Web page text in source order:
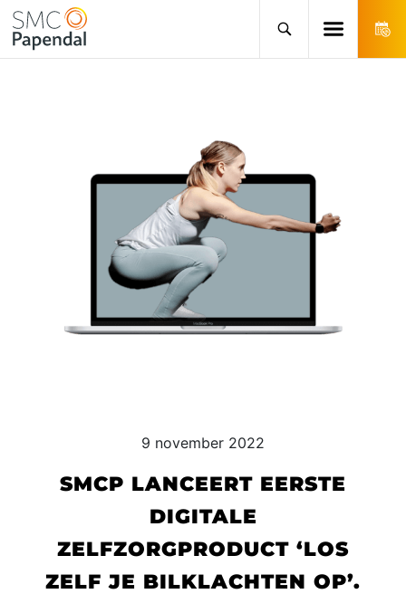
9 november 2022
SMCP LANCEERT EERSTE
DIGITALE
ZELFZORGPRODUCT ‘LOS
ZELF JE BILKLACHTEN OP’.